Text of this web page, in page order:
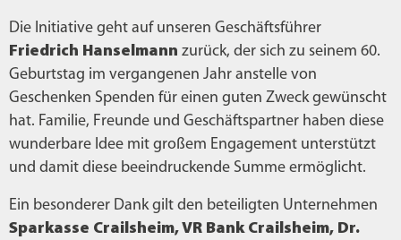
Die Initiative geht auf unseren Geschäftsführer
Friedrich Hanselmann zurück, der sich zu seinem 60.
Geburtstag im vergangenen Jahr anstelle von
Geschenken Spenden für einen guten Zweck gewünscht
hat. Familie, Freunde und Geschäftspartner haben diese
wunderbare Idee mit großem Engagement unterstützt
und damit diese beeindruckende Summe ermöglicht.
Ein besonderer Dank gilt den beteiligten Unternehmen
Sparkasse Crailsheim, VR Bank Crailsheim, Dr.